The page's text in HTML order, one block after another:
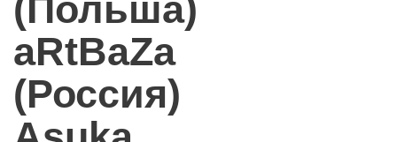
(Польша)
aRtBaZa
(Россия)